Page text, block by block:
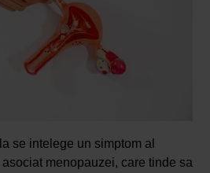
se intelege un simptom al
menopauzei, care tinde sa